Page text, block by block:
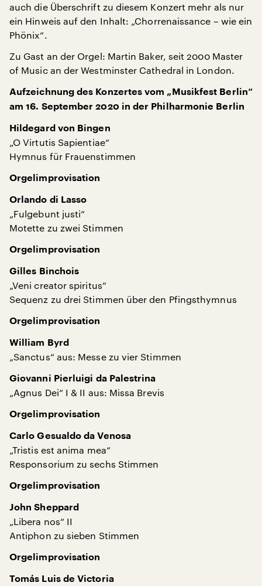
auch die Überschrift zu diesem Konzert mehr als nur
ein Hinweis auf den Inhalt: „Chorrenaissance – wie ein
Phönix“.
Zu Gast an der Orgel: Martin Baker, seit 2000 Master
of Music an der Westminster Cathedral in London.
Aufzeichnung des Konzertes vom „Musikfest Berlin“
am 16. September 2020 in der Philharmonie Berlin
Hildegard von Bingen
„O Virtutis Sapientiae“
Hymnus für Frauenstimmen
Orgelimprovisation
Orlando di Lasso
„Fulgebunt justi“
Motette zu zwei Stimmen
Orgelimprovisation
Gilles Binchois
„Veni creator spiritus“
Sequenz zu drei Stimmen über den Pfingsthymnus
Orgelimprovisation
William Byrd
„Sanctus“ aus: Messe zu vier Stimmen
Giovanni Pierluigi da Palestrina
„Agnus Dei“ I & II aus: Missa Brevis
Orgelimprovisation
Carlo Gesualdo da Venosa
„Tristis est anima mea“
Responsorium zu sechs Stimmen
Orgelimprovisation
John Sheppard
„Libera nos“ II
Antiphon zu sieben Stimmen
Orgelimprovisation
Tomás Luis de Victoria